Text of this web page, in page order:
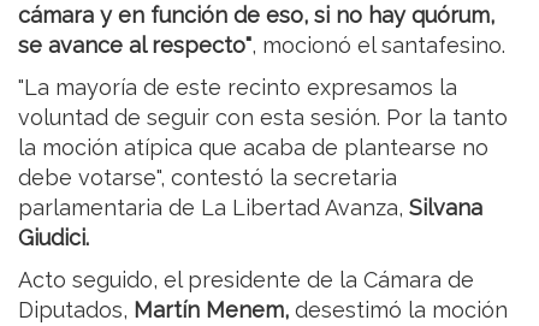
cámara y en función de eso, si no hay quórum,
se avance al respecto", mocionó el santafesino.
"La mayoría de este recinto expresamos la
voluntad de seguir con esta sesión. Por la tanto
la moción atípica que acaba de plantearse no
debe votarse", contestó la secretaria
parlamentaria de La Libertad Avanza, Silvana
Giudici.
Acto seguido, el presidente de la Cámara de
Diputados, Martín Menem, desestimó la moción